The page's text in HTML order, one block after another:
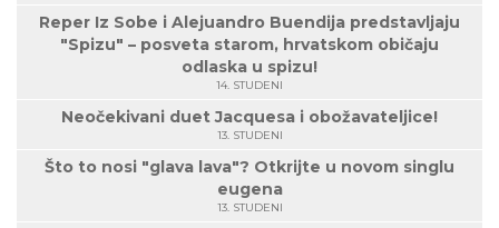
Reper Iz Sobe i Alejuandro Buendija predstavljaju
"Spizu" – posveta starom, hrvatskom običaju
odlaska u spizu!
14. STUDENI
Neočekivani duet Jacquesa i obožavateljice!
13. STUDENI
Što to nosi "glava lava"? Otkrijte u novom singlu
eugena
13. STUDENI